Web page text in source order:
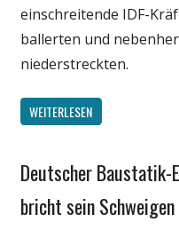
einschreitende IDF-
ballerten und
niederstreckten.
WEITERLESEN
Gesellschaft
Deutscher Baustatik-
bricht sein